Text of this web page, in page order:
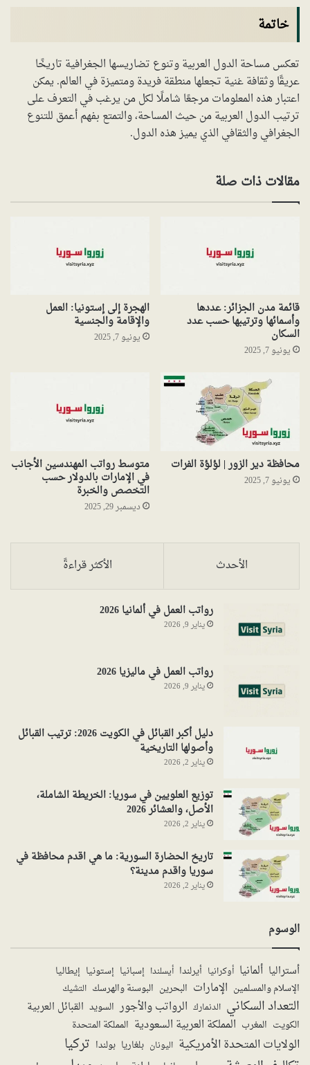
خاتمة
تعكس مساحة الدول العربية وتنوع تضاريسها الجغرافية تاريخًا
عريقًا وثقافة غنية تجعلها منطقة فريدة ومتميزة في العالم. يمكن
اعتبار هذه المعلومات مرجعًا شاملًا لكل من يرغب في التعرف على
ترتيب الدول العربية من حيث المساحة، والتمتع بفهم أعمق للتنوع
الجغرافي والثقافي الذي يميز هذه الدول.
مقالات ذات صلة
قائمة مدن الجزائر: عددها
وأسمائها وترتيبها حسب عدد
السكان
يونيو 7, 2025
الهجرة إلى إستونيا: العمل
والإقامة والجنسية
يونيو 7, 2025
محافظة دير الزور | لؤلؤة الفرات
يونيو 7, 2025
متوسط رواتب المهندسين الأجانب
في الإمارات بالدولار حسب
التخصص والخبرة
ديسمبر 29, 2025
الأحدث الأكثر قراءةً
رواتب العمل في ألمانيا 2026
يناير 9, 2026
رواتب العمل في ماليزيا 2026
يناير 9, 2026
دليل أكبر القبائل في الكويت 2026: ترتيب القبائل
وأصولها التاريخية
يناير 2, 2026
توزيع العلويين في سوريا: الخريطة الشاملة،
الأصل، والعشائر 2026
يناير 2, 2026
تاريخ الحضارة السورية: ما هي اقدم محافظة في
سوريا واقدم مدينة؟
يناير 2, 2026
الوسوم
أستراليا ألمانيا أوكرانيا أيرلندا أيسلندا إسبانيا إستونيا إيطاليا
الإسلام والمسلمين الإمارات البحرين البوسنة والهرسك التشيك
التعداد السكاني الدنمارك الرواتب والأجور السويد القبائل العربية
الكويت المغرب المملكة العربية السعودية المملكة المتحدة
الولايات المتحدة الأمريكية اليونان بلغاريا بولندا تركيا